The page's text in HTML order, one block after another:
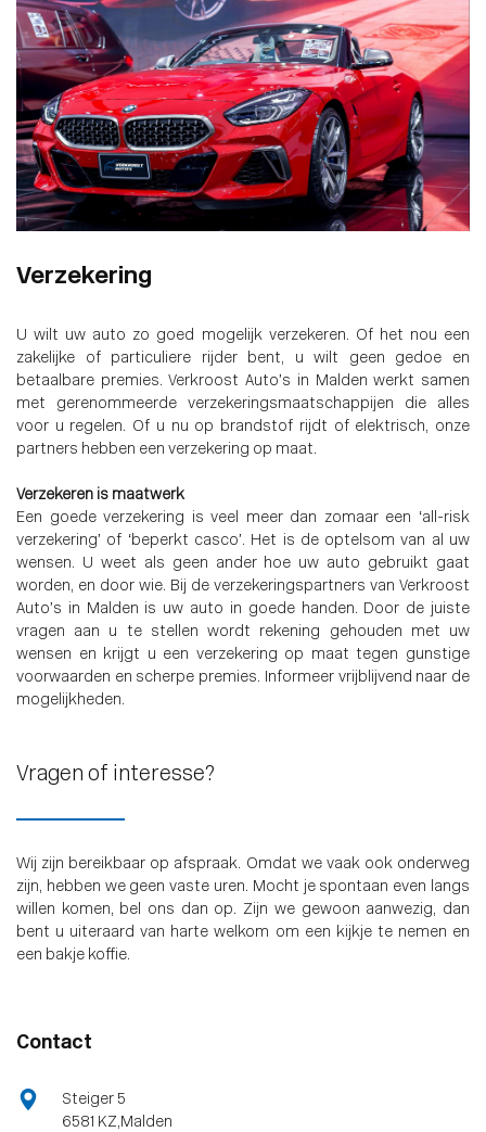
Verzekering
U wilt uw auto zo goed mogelijk verzekeren. Of het nou een
zakelijke of particuliere rijder bent, u wilt geen gedoe en
betaalbare premies. Verkroost Auto’s in Malden werkt samen
met gerenommeerde verzekeringsmaatschappijen die alles
voor u regelen. Of u nu op brandstof rijdt of elektrisch, onze
partners hebben een verzekering op maat.
Verzekeren is maatwerk
Een goede verzekering is veel meer dan zomaar een ‘all-risk
verzekering’ of ‘beperkt casco’. Het is de optelsom van al uw
wensen. U weet als geen ander hoe uw auto gebruikt gaat
worden, en door wie. Bij de verzekeringspartners van Verkroost
Auto’s in Malden is uw auto in goede handen. Door de juiste
vragen aan u te stellen wordt rekening gehouden met uw
wensen en krijgt u een verzekering op maat tegen gunstige
voorwaarden en scherpe premies. Informeer vrijblijvend naar de
mogelijkheden.
Vragen of interesse?
Wij zijn bereikbaar op afspraak. Omdat we vaak ook onderweg
zijn, hebben we geen vaste uren. Mocht je spontaan even langs
willen komen, bel ons dan op. Zijn we gewoon aanwezig, dan
bent u uiteraard van harte welkom om een kijkje te nemen en
een bakje koffie.
Contact
Steiger 5
6581 KZ , Malden